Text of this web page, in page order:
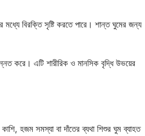
মধ্যে বিরক্তি সৃষ্টি করতে পারে। শান্ত ঘুমের জন্য
করে। এটি শারীরিক ও মানসিক বৃদ্ধি উভয়ের
হজম সমস্যা বা দাঁতের ব্যথা শিশুর ঘুম ব্যাহত